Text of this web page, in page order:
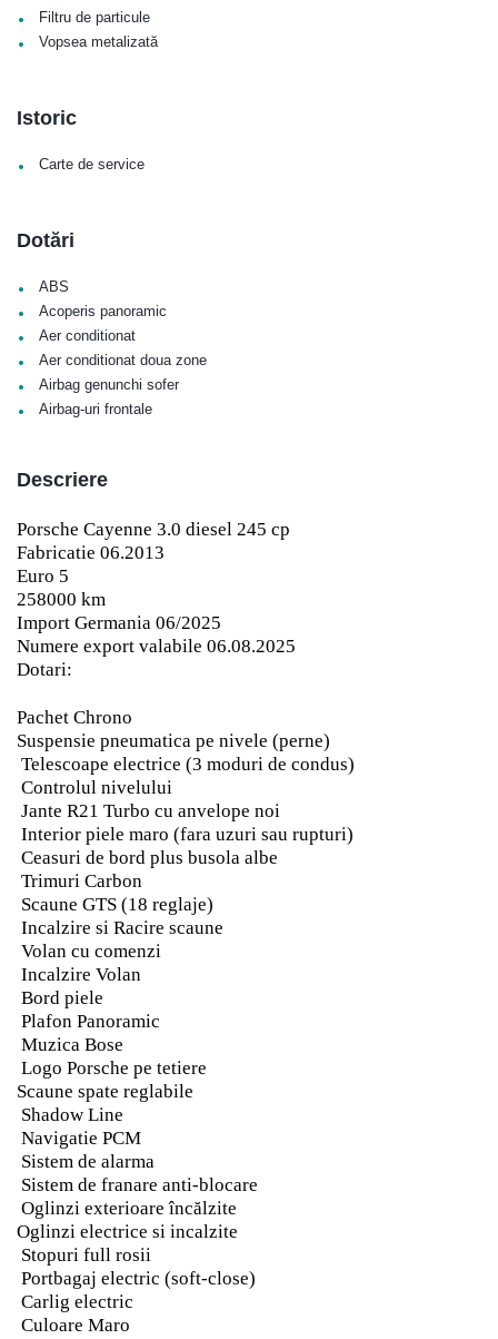
• Filtru de particule
• Vopsea metalizată
Istoric
• Carte de service
Dotări
• ABS
• Acoperis panoramic
• Aer conditionat
• Aer conditionat doua zone
• Airbag genunchi sofer
• Airbag-uri frontale
Descriere
Porsche Cayenne 3.0 diesel 245 cp
Fabricatie 06.2013
Euro 5
258000 km
Import Germania 06/2025
Numere export valabile 06.08.2025
Dotari:
Pachet Chrono
Suspensie pneumatica pe nivele (perne)
Telescoape electrice (3 moduri de condus)
Controlul nivelului
Jante R21 Turbo cu anvelope noi
Interior piele maro (fara uzuri sau rupturi)
Ceasuri de bord plus busola albe
Trimuri Carbon
Scaune GTS (18 reglaje)
Incalzire si Racire scaune
Volan cu comenzi
Incalzire Volan
Bord piele
Plafon Panoramic
Muzica Bose
Logo Porsche pe tetiere
Scaune spate reglabile
Shadow Line
Navigatie PCM
Sistem de alarma
Sistem de franare anti-blocare
Oglinzi exterioare încălzite
Oglinzi electrice si incalzite
Stopuri full rosii
Portbagaj electric (soft-close)
Carlig electric
Culoare Maro